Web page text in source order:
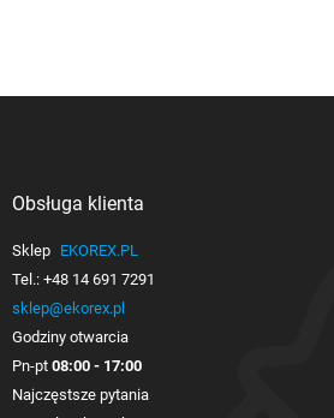
Obsługa klienta
Sklep EKOREX.PL
Tel.: +48 14 691 7291
sklep@ekorex.pl
Godziny otwarcia
Pn-pt 08:00 - 17:00
Najczęstsze pytania